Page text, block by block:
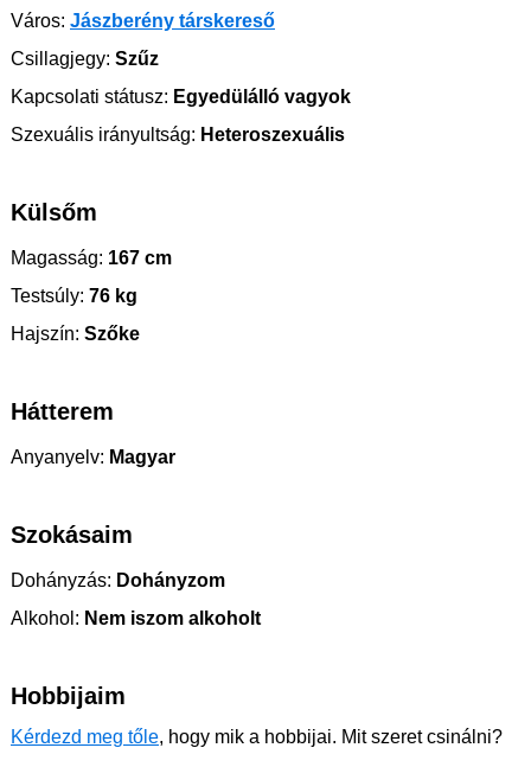
Város: Jászberény társkereső
Csillagjegy: Szűz
Kapcsolati státusz: Egyedülálló vagyok
Szexuális irányultság: Heteroszexuális
Külsőm
Magasság: 167 cm
Testsúly: 76 kg
Hajszín: Szőke
Hátterem
Anyanyelv: Magyar
Szokásaim
Dohányzás: Dohányzom
Alkohol: Nem iszom alkoholt
Hobbijaim
Kérdezd meg tőle, hogy mik a hobbijai. Mit szeret csinálni?